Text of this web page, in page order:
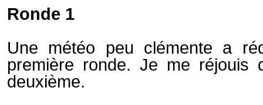
Ronde 1
Une météo peu clémente a
première ronde. Je me réjouis
deuxième.